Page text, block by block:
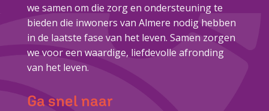
we samen om die zorg en ondersteuning te
bieden die inwoners van Almere nodig hebben
in de laatste fase van het leven. Samen zorgen
we voor een waardige, liefdevolle afronding
van het leven.
Ga snel naar